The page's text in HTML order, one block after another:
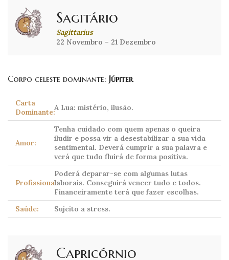
Sagitário
Sagittarius
22 Novembro – 21 Dezembro
Corpo celeste dominante: Júpiter
Carta
Dominante:A Lua: mistério, ilusão.
Amor:
Tenha cuidado com quem apenas o queira
iludir e possa vir a desestabilizar a sua vida
sentimental. Deverá cumprir a sua palavra e
verá que tudo fluirá de forma positiva.
Profissional:
Poderá deparar-se com algumas lutas
laborais. Conseguirá vencer tudo e todos.
Financeiramente terá que fazer escolhas.
Saúde:
Sujeito a stress.
Capricórnio